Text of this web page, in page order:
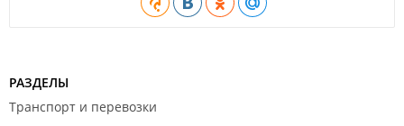
гарантия на выполняемые работы и используемые
РАЗДЕЛЫ
Транспорт и перевозки